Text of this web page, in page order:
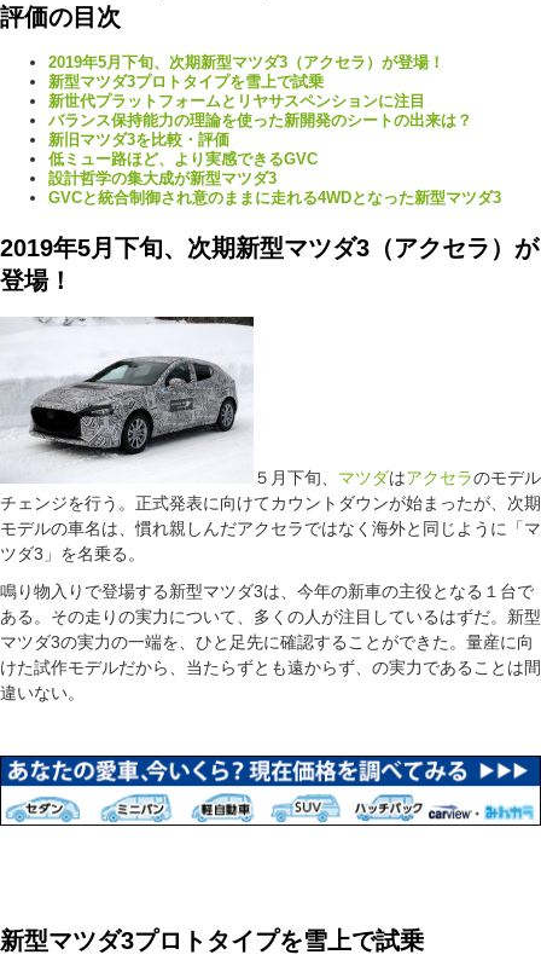
評価の目次
2019年5月下旬、次期新型マツダ3（アクセラ）が登場！
新型マツダ3プロトタイプを雪上で試乗
新世代プラットフォームとリヤサスペンションに注目
バランス保持能力の理論を使った新開発のシートの出来は？
新旧マツダ3を比較・評価
低ミュー路ほど、より実感できるGVC
設計哲学の集大成が新型マツダ3
GVCと統合制御され意のままに走れる4WDとなった新型マツダ3
2019年5月下旬、次期新型マツダ3（アクセラ）が
登場！
５月下旬、 マツダはアクセラのモデル
チェンジを行う。正式発表に向けてカウントダウンが始まったが、次期
モデルの車名は、慣れ親しんだアクセラではなく海外と同じように「マ
ツダ3」を名乗る。
鳴り物入りで登場する新型マツダ3は、今年の新車の主役となる１台で
ある。その走りの実力について、多くの人が注目しているはずだ。新型
マツダ3の実力の一端を、ひと足先に確認することができた。量産に向
けた試作モデルだから、当たらずとも遠からず、の実力であることは間
違いない。
新型マツダ3プロトタイプを雪上で試乗